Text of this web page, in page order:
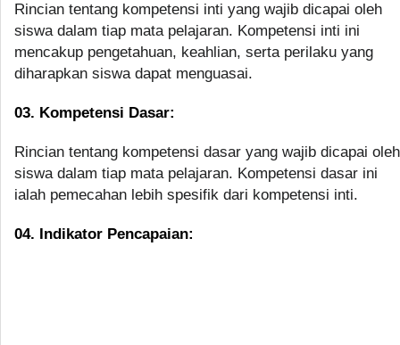
Rincian tentang kompetensi inti yang wajib dicapai oleh
siswa dalam tiap mata pelajaran. Kompetensi inti ini
mencakup pengetahuan, keahlian, serta perilaku yang
diharapkan siswa dapat menguasai.
03. Kompetensi Dasar:
Rincian tentang kompetensi dasar yang wajib dicapai oleh
siswa dalam tiap mata pelajaran. Kompetensi dasar ini
ialah pemecahan lebih spesifik dari kompetensi inti.
04. Indikator Pencapaian: